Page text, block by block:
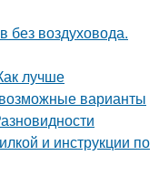
без воздуховода.
лучше
варианты
и инструкции по